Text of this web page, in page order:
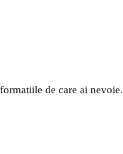
de care ai nevoie.